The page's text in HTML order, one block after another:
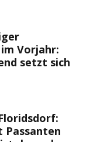
Vorjahr:
setzt sich
Passanten